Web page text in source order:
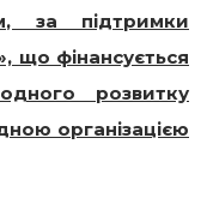
за підтримки
що фінансується
розвитку
організацією